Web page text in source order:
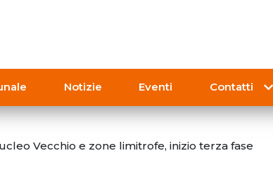
Notizie Eventi Contatti
Vecchio e zone limitrofe, inizio terza fase